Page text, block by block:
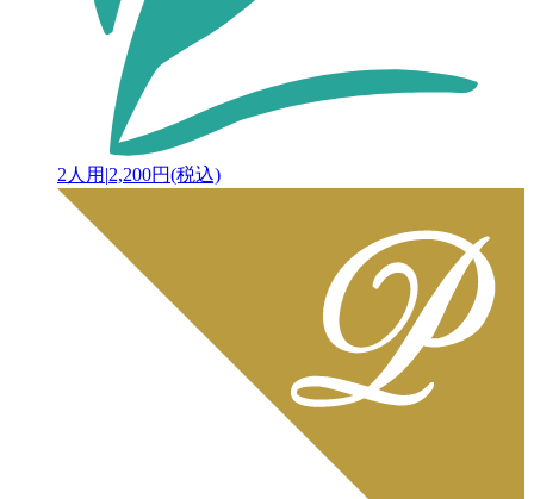
2人用 |2,200円(税込)